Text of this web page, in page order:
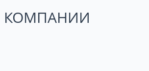
КОМПАНИИ